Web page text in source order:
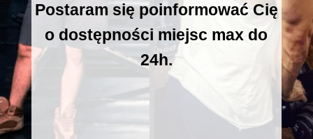
Postaram się poinformować Cię
o dostępności miejsc max do
24h.